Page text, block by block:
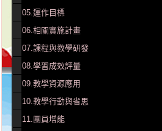
05.運作目標
06.相關實施計畫
07.課程與教學研發
08.學習成效評量
09.教學資源應用
10.教學行動與省思
11.團員增能